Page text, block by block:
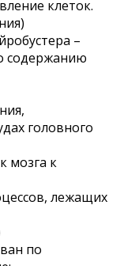
клеток.
–
содержанию
головного
мозга к
лежащих
по